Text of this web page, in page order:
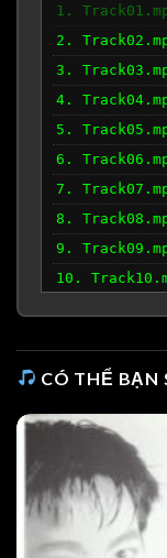
1.
2.
3.
4.
5.
6.
7.
8.
9.
10.
CÓ THỂ BẠN